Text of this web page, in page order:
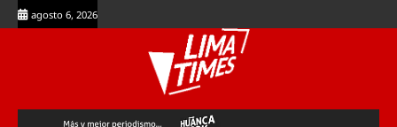
Skip
to
agosto 6, 2026